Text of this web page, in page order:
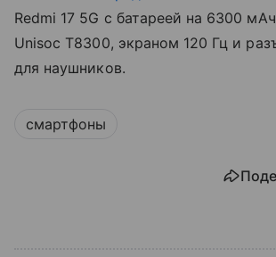
Redmi 17 5G с батареей на 6300
Unisoc T8300, экраном 120 Гц и
для наушников.
смартфоны